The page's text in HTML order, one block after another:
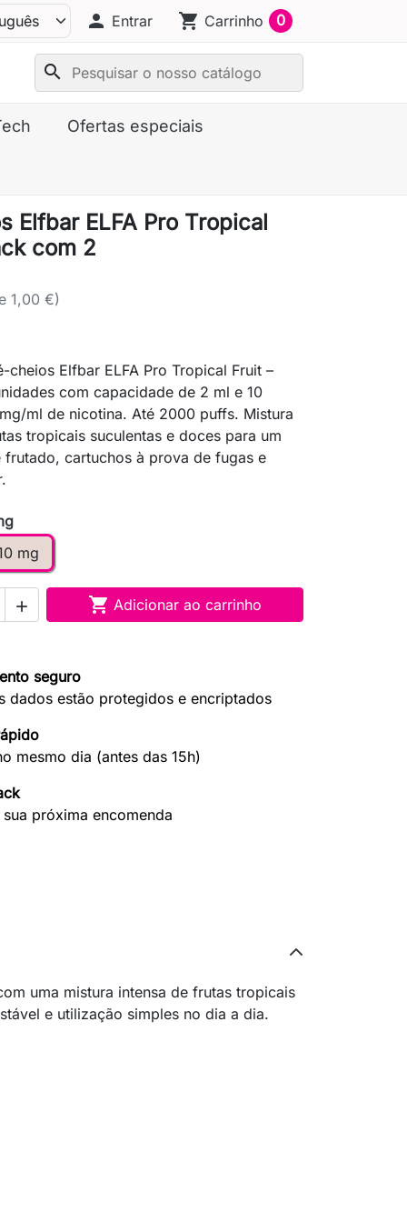
person Entrar shopping_cart Carrinho 0
search
Ofertas especiais
Elfbar ELFA Pro Tropical
com 2
1,00 €)
cheios Elfbar ELFA Pro Tropical Fruit –
com capacidade de 2 ml e 10
ml de nicotina. Até 2000 puffs. Mistura
tropicais suculentas e doces para um
frutado, cartuchos à prova de fugas e
mg
  Adicionar ao carrinho
seguro
dados estão protegidos e encriptados
mesmo dia (antes das 15h)
sua próxima encomenda
uma mistura intensa de frutas tropicais
e utilização simples no dia a dia.